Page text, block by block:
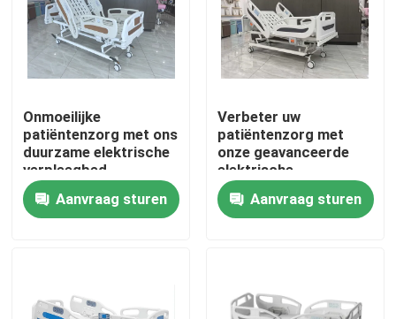
Huis
Over ons
Onmoeilijke
patiëntenzorg met ons
duurzame elektrische
verpleegbed
Aanvraag sturen
Verbeter uw
patiëntenzorg met
onze geavanceerde
elektrische
verpleegbed
Aanvraag sturen